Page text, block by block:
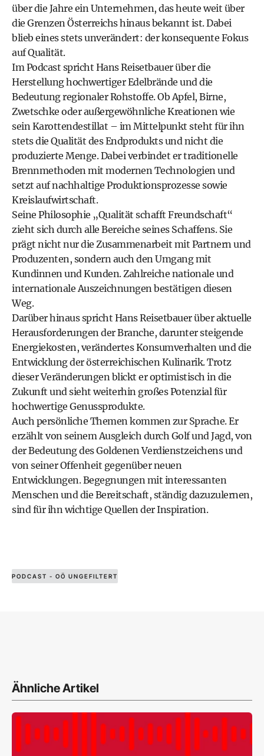
über die Jahre ein Unternehmen, das heute weit über
die Grenzen Österreichs hinaus bekannt ist. Dabei
blieb eines stets unverändert: der konsequente Fokus
auf Qualität.
Im Podcast spricht Hans Reisetbauer über die
Herstellung hochwertiger Edelbrände und die
Bedeutung regionaler Rohstoffe. Ob Apfel, Birne,
Zwetschke oder außergewöhnliche Kreationen wie
sein Karottendestillat – im Mittelpunkt steht für ihn
stets die Qualität des Endprodukts und nicht die
produzierte Menge. Dabei verbindet er traditionelle
Brennmethoden mit modernen Technologien und
setzt auf nachhaltige Produktionsprozesse sowie
Kreislaufwirtschaft.
Seine Philosophie „Qualität schafft Freundschaft“
zieht sich durch alle Bereiche seines Schaffens. Sie
prägt nicht nur die Zusammenarbeit mit Partnern und
Produzenten, sondern auch den Umgang mit
Kundinnen und Kunden. Zahlreiche nationale und
internationale Auszeichnungen bestätigen diesen
Weg.
Darüber hinaus spricht Hans Reisetbauer über aktuelle
Herausforderungen der Branche, darunter steigende
Energiekosten, verändertes Konsumverhalten und die
Entwicklung der österreichischen Kulinarik. Trotz
dieser Veränderungen blickt er optimistisch in die
Zukunft und sieht weiterhin großes Potenzial für
hochwertige Genussprodukte.
Auch persönliche Themen kommen zur Sprache. Er
erzählt von seinem Ausgleich durch Golf und Jagd, von
der Bedeutung des Goldenen Verdienstzeichens und
von seiner Offenheit gegenüber neuen
Entwicklungen. Begegnungen mit interessanten
Menschen und die Bereitschaft, ständig dazuzulernen,
sind für ihn wichtige Quellen der Inspiration.
PODCAST - OÖ UNGEFILTERT
Ähnliche Artikel